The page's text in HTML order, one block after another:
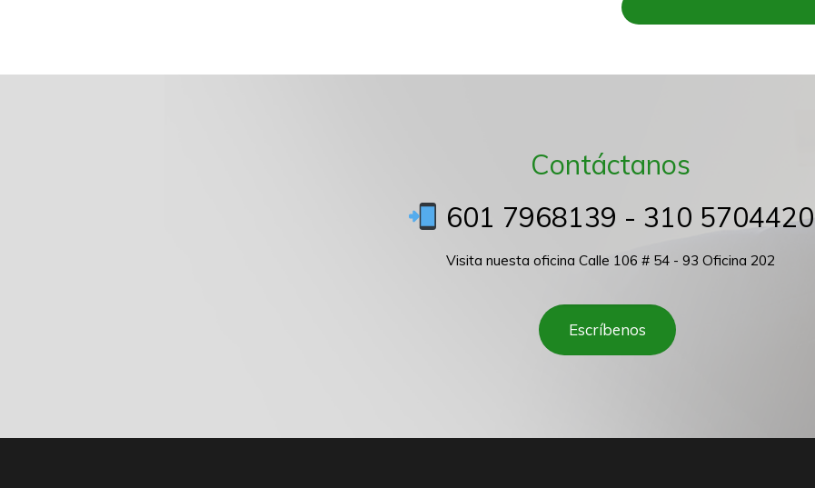
Contáctanos
601 7968139 - 310 5704420
Visita nuesta oficina Calle 106 # 54 - 93 Oficina 202
Escríbenos